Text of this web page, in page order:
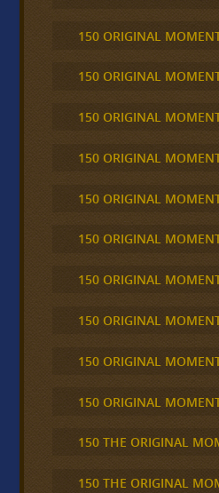
150 ORIGINAL
150 ORIGINAL
150 ORIGINAL
150 ORIGINAL
150 ORIGINAL
150 ORIGINAL
150 ORIGINAL
150 ORIGINAL
150 ORIGINAL
150 ORIGINAL
150 THE ORIGINAL
150 THE ORIGINAL